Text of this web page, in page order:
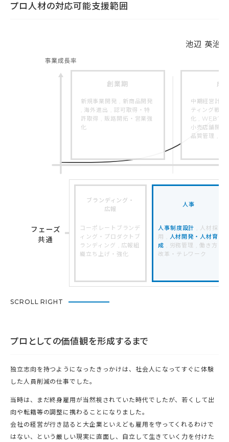
プロ人材の対応可能支援範囲
池辺 英治
創業期
新規事業開発 , 新商品開発
, 海外進出 , 認可取得・特
許取得 , 販路開拓・営業強
化
成
中期経営計
ティング戦
化 , WEBマ
小売店舗開
品質管理 , 物
フェーズ
共通
ブランディング・
広報
コーポレートブランデ
ィング・プロダクトブ
ランディング , 広報組
織立ち上げ・強化
人事
人事制度設計 , 人材採
用 ,
人材開発・人材育
成 , 労務管理 , 働き方
改革・テレワーク
SCROLL RIGHT
プロとしての価値観を形成するまで
独立志向を持つようになったきっかけは、社会人になってすぐに体験
した人員削減の仕事でした。
当時は、まだ終身雇用が当然視されていた時代でしたが、若くして出
向や転籍等の調整に携わることになりました。
会社の経営が行き詰ると大企業といえども雇用を守ってくれるわけで
はない、という厳しい現実に直面し、自立して生きていく力を付けた